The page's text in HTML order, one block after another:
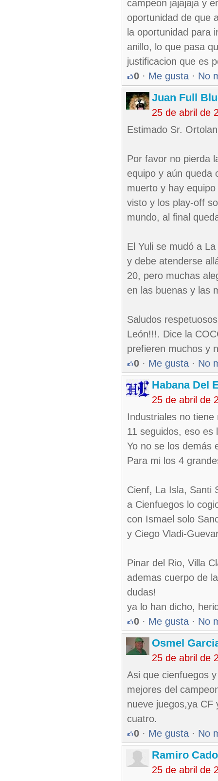
campeon jajajaja y
oportunidad de que
la oportunidad para
anillo, lo que pasa
justificacion que es
0 · Me gusta · No
Juan Full
25 de abril de
Estimado Sr.
Por favor no pierda
equipo y aún queda
muerto y hay
visto y los play-off
mundo, al final
El Yuli se mudó a
y debe atenderse
20, pero muchas
en las buenas y las
Saludos
León!!!. Dice la
prefieren muchos y
0 · Me gusta · No
Habana Del
25 de abril de
Industriales no
11 seguidos, eso es
Yo no se los demás
Para mi los 4
Cienf, La Isla, Santi
a Cienfuegos lo
con Ismael solo
y Ciego Vladi-
Pinar del Rio, Villa
ademas cuerpo de
dudas!
ya lo han dicho,
0 · Me gusta · No
Osmel
25 de abril de
Asi que cienfuegos
mejores del
nueve juegos,ya CF
cuatro.
0 · Me gusta · No
Ramiro
25 de abril de